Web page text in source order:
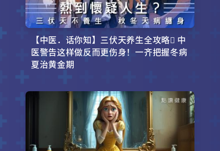
【中医．话你知】三伏天养生全攻略 中
医警告这样做反而更伤身！一齐把握冬病
夏治黄金期